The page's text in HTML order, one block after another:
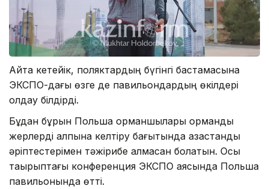
Айта кетейік, поляктардың бүгінгі бастамасына
ЭКСПО-дағы өзге де павильондардың өкілдері
қолдау білдірді.
Бұдан бұрын Польша орманшылары орманды
жерлерді қалпына келтіру бағытында қазақстандық
әріптестерімен тәжірибе алмасқан болатын. Осы
тақырыптағы конференция ЭКСПО аясында Польша
павильонында өтті.